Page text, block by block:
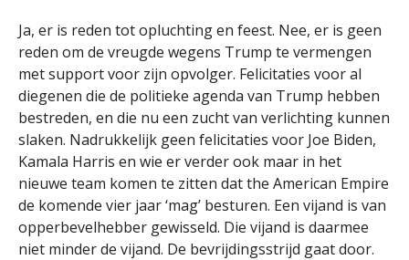
Ja, er is reden tot opluchting en feest. Nee, er is geen
reden om de vreugde wegens Trump te vermengen
met support voor zijn opvolger. Felicitaties voor al
diegenen die de politieke agenda van Trump hebben
bestreden, en die nu een zucht van verlichting kunnen
slaken. Nadrukkelijk geen felicitaties voor Joe Biden,
Kamala Harris en wie er verder ook maar in het
nieuwe team komen te zitten dat the American Empire
de komende vier jaar ‘mag’ besturen. Een vijand is van
opperbevelhebber gewisseld. Die vijand is daarmee
niet minder de vijand. De bevrijdingsstrijd gaat door.